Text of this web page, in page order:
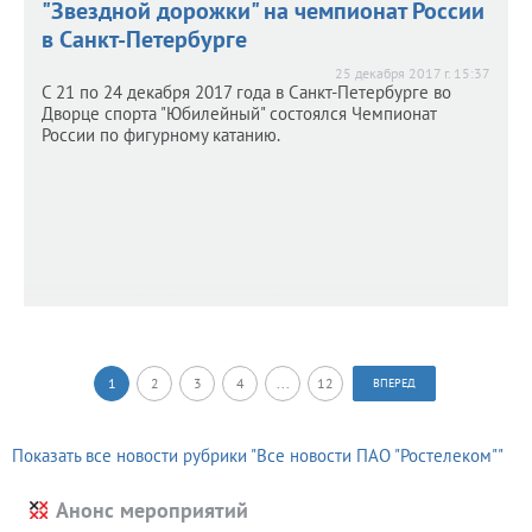
"Звездной дорожки" на чемпионат России
в Санкт-Петербурге
25 декабря 2017 г. 15:37
С 21 по 24 декабря 2017 года в Санкт-Петербурге во
Дворце спорта "Юбилейный" состоялся Чемпионат
России по фигурному катанию.
1 2 3 4 12 ВПЕРЕД
Показать все новости рубрики "Все новости ПАО "Ростелеком""
Анонс мероприятий